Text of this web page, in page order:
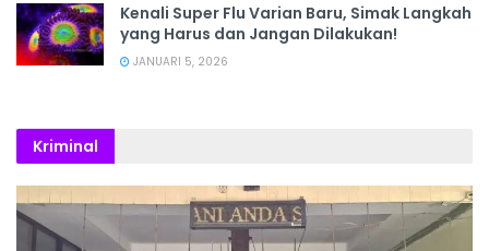
Kenali Super Flu Varian Baru, Simak Langkah
yang Harus dan Jangan Dilakukan!
JANUARI 5, 2026
Kriminal